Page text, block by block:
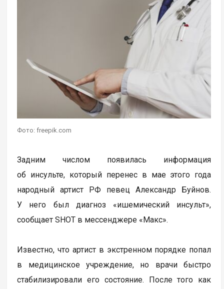
Фото: freepik.com
Задним числом появилась информация
об инсульте, который перенес в мае этого года
народный артист РФ певец Александр Буйнов.
У него был диагноз «ишемический инсульт»,
сообщает SHOT в мессенджере «Макс».
Известно, что артист в экстренном порядке попал
в медицинское учреждение, но врачи быстро
стабилизировали его состояние. После того как